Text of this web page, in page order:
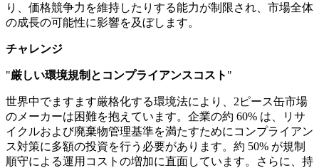
り、価格競争力を維持したりする能力が制限され、市場全体
の成長の可能性に影響を及ぼします。
チャレンジ
"厳しい環境規制とコンプライアンスコスト "
世界中でますます厳格化する環境法により、2ピース缶市場
のメーカーは困難を抱えています。企業の約 60% は、リサ
イクルおよび廃棄物管理基準を満たすためにコンプライアン
ス対策に多額の投資を行う必要があります。約 50% が規制
順守による運用コストの増加に直面しています。さらに、持